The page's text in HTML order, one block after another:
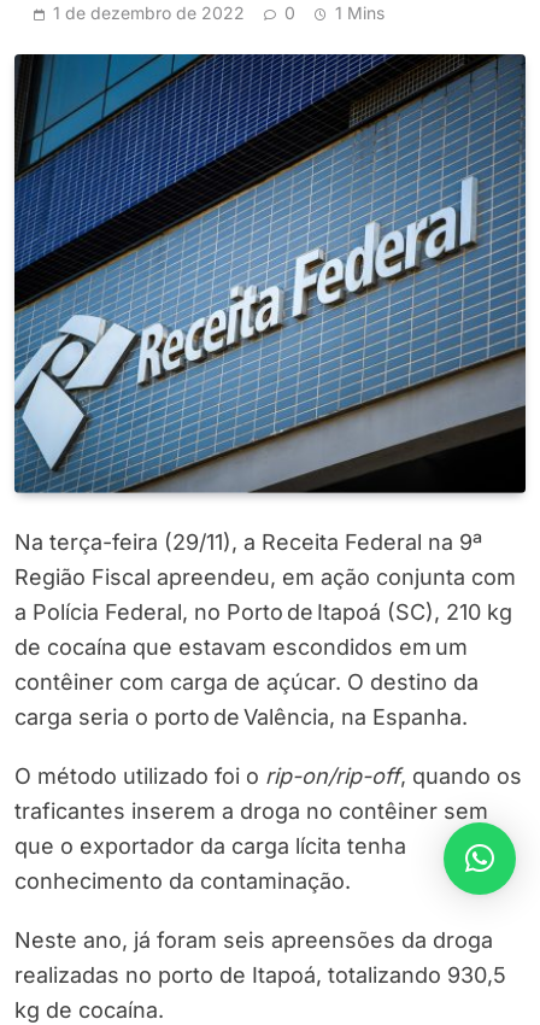
1 de dezembro de 2022 0 1 Mins
Na terça-feira (29/11), a Receita Federal na 9ª
Região Fiscal apreendeu, em ação conjunta com
a Polícia Federal, no Porto de Itapoá (SC), 210 kg
de cocaína que estavam escondidos em um
contêiner com carga de açúcar. O destino da
carga seria o porto de Valência, na Espanha.
O método utilizado foi o rip-on/rip-off, quando os
traficantes inserem a droga no contêiner sem
que o exportador da carga lícita tenha
conhecimento da contaminação.
Neste ano, já foram seis apreensões da droga
realizadas no porto de Itapoá, totalizando 930,5
kg de cocaína.